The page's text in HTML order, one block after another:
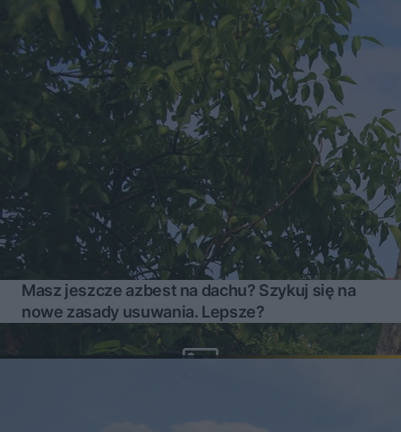
Masz jeszcze azbest na dachu? Szykuj się na
nowe zasady usuwania. Lepsze?